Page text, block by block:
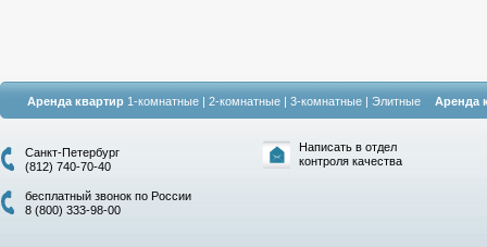
Аренда квартир 1-комнатные | 2-комнатные | 3-комнатные | Элитные Аренда
Санкт-Петербург
(812) 740-70-40
бесплатный звонок по России
8 (800) 333-98-00
Написать в отдел
контроля качества